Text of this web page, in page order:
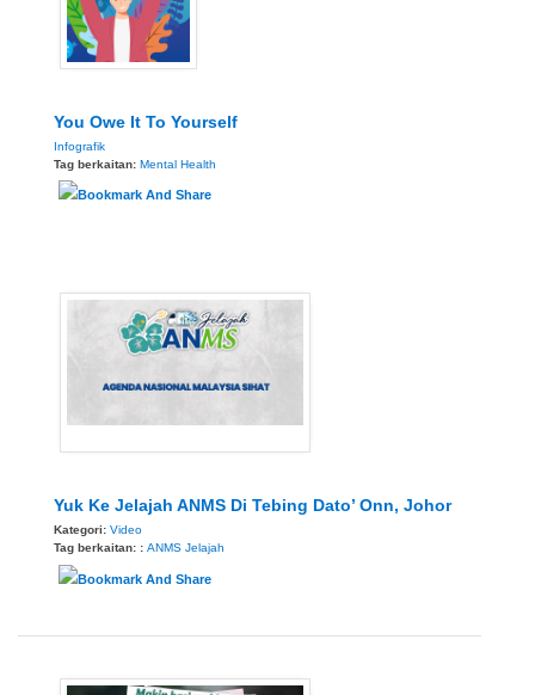
You Owe It To Yourself
Infografik
Tag berkaitan: Mental Health
Yuk Ke Jelajah ANMS Di Tebing Dato’ Onn, Johor
Kategori: Video
Tag berkaitan: : ANMS Jelajah